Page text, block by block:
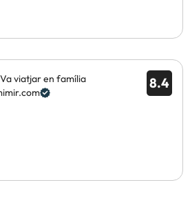
8.4
Va viatjar en família